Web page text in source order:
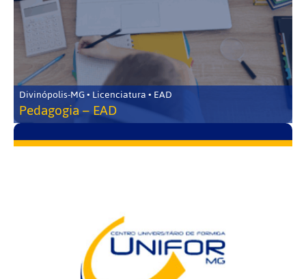
Divinópolis-MG • Licenciatura • EAD
Pedagogia – EAD